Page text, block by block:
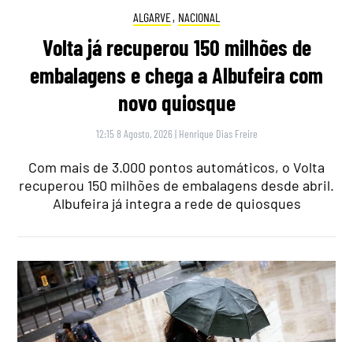
ALGARVE, NACIONAL
Volta já recuperou 150 milhões de
embalagens e chega a Albufeira com
novo quiosque
12:15 8 Agosto, 2026 | Henrique Dias Freire
Com mais de 3.000 pontos automáticos, o Volta
recuperou 150 milhões de embalagens desde abril.
Albufeira já integra a rede de quiosques